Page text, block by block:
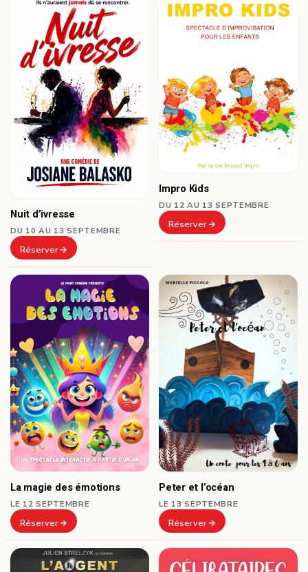
Nuit d’ivresse
DU 10 AU 13 SEPTEMBRE
Réserver
Impro Kids
DU 12 AU 13 SEPTEMBRE
Réserver
La magie des émotions
LE 12 SEPTEMBRE
Réserver
Peter et l’océan
LE 13 SEPTEMBRE
Réserver